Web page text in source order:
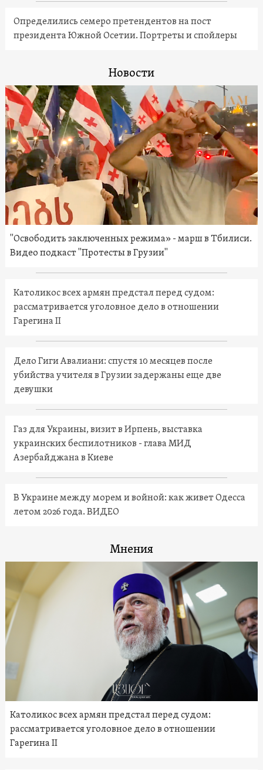
Определились семеро претендентов на пост
президента Южной Осетии. Портреты и спойлеры
Новости
"Освободить заключенных режима» - марш в Тбилиси.
Видео подкаст "Протесты в Грузии"
Католикос всех армян предстал перед судом:
рассматривается уголовное дело в отношении
Гарегина II
Дело Гиги Авалиани: спустя 10 месяцев после
убийства учителя в Грузии задержаны еще две
девушки
Газ для Украины, визит в Ирпень, выставка
украинских беспилотников - глава МИД
Азербайджана в Киеве
В Украине между морем и войной: как живет Одесса
летом 2026 года. ВИДЕО
Мнения
Католикос всех армян предстал перед судом:
рассматривается уголовное дело в отношении
Гарегина II